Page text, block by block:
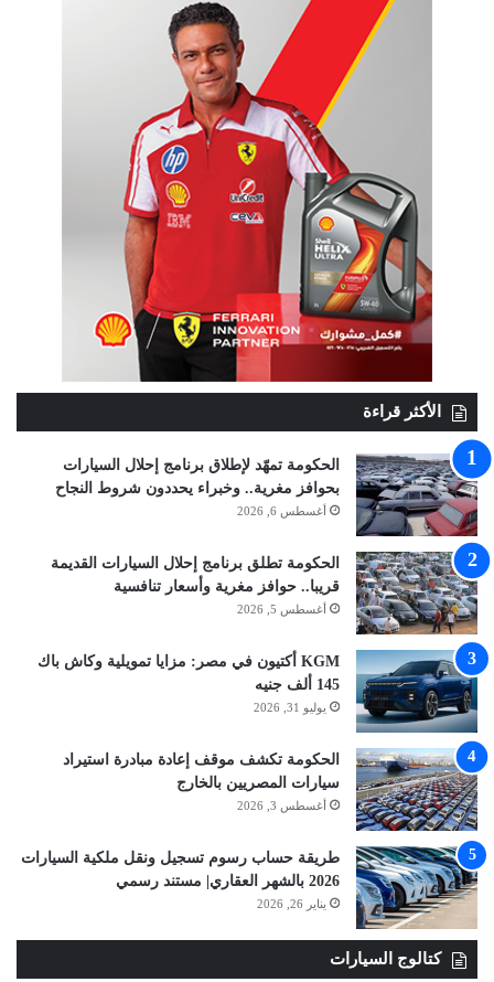
الأكثر قراءة
الحكومة تمهّد لإطلاق برنامج إحلال السيارات
بحوافز مغرية.. وخبراء يحددون شروط النجاح
أغسطس 6, 2026
الحكومة تطلق برنامج إحلال السيارات القديمة
قريبا.. حوافز مغرية وأسعار تنافسية
أغسطس 5, 2026
KGM أكتيون في مصر: مزايا تمويلية وكاش باك
145 ألف جنيه
يوليو 31, 2026
الحكومة تكشف موقف إعادة مبادرة استيراد
سيارات المصريين بالخارج
أغسطس 3, 2026
طريقة حساب رسوم تسجيل ونقل ملكية السيارات
2026 بالشهر العقاري| مستند رسمي
يناير 26, 2026
كتالوج السيارات